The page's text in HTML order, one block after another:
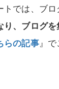
トでは、ブ
り、ブログ
らの記事』で